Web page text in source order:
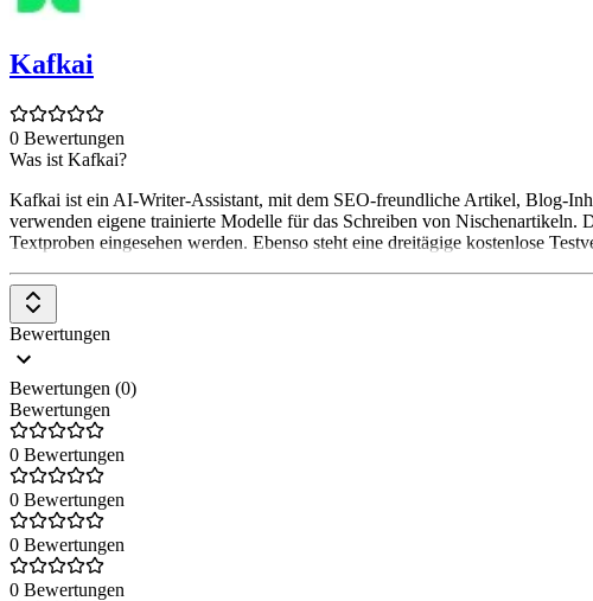
Kafkai
0 Bewertungen
Was ist Kafkai?
Kafkai ist ein AI-Writer-Assistant, mit dem SEO-freundliche Artikel, Blog-
verwenden eigene trainierte Modelle für das Schreiben von
Textproben eingesehen werden. Ebenso steht eine dreitägige kostenlose
Bewertungen
Bewertungen (0)
Bewertungen
0 Bewertungen
0 Bewertungen
0 Bewertungen
0 Bewertungen